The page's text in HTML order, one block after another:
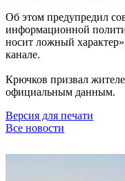
Об этом предупредил
информационной
носит ложный
канале.
Крючков призвал
официальным данным.
Версия для печати
Все новости